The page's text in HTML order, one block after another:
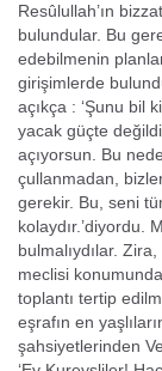
Resûlullah’ın
bulundular. Bu
edebilmenin
girişimlerde
açıkça : ‘Şunu bil
yacak güçte
açıyorsun. Bu
çullanmadan,
gerekir. Bu, seni
kolaydır.’diyordu.
bulmalıydılar.
meclisi
toplantı tertip
eşrafın en
şahsiyetlerinden